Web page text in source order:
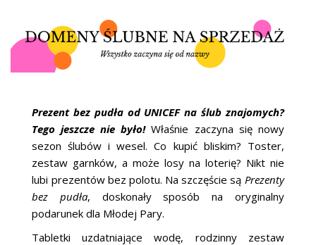
WASZE ŚLUBY
{HOT SEXY BEST}
ŚLUBNE STYLE
MAGAZYNY
ARCHIWUM
Prezent bez pudła od UNICEF na ślub znajomych?
Tego jeszcze nie było!Właśnie zaczyna się nowy
sezon ślubów i wesel. Co kupić bliskim? Toster,
zestaw garnków, a może losy na loterię? Nikt nie
lubi prezentów bez polotu. Na szczęście są Prezenty
bez pudła, doskonały sposób na oryginalny
podarunek dla Młodej Pary.
Tabletki uzdatniające wodę, rodzinny zestaw